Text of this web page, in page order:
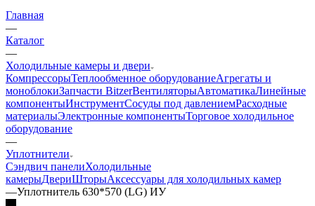
Главная
—
Каталог
—
Холодильные камеры и двери
КомпрессорыТеплообменное оборудованиеАгрегаты и
моноблокиЗапчасти BitzerВентиляторыАвтоматикаЛинейные
компонентыИнструментСосуды под давлениемРасходные
материалыЭлектронные компонентыТорговое холодильное
оборудование
—
Уплотнители
Сэндвич панелиХолодильные
камерыДвериШторыАксессуары для холодильных камер
—Уплотнитель 630*570 (LG) ИУ